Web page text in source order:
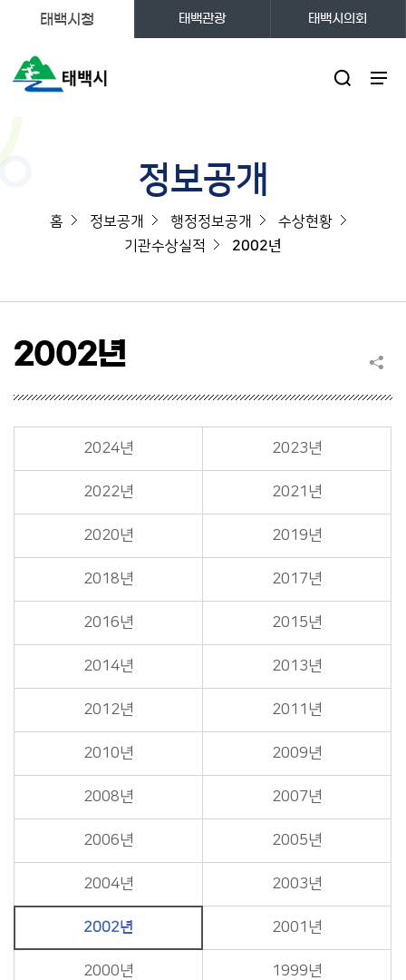
태백시청 태백관광 태백시의회
정보공개
홈 정보공개 행정정보공개
수상현황
기관수상실적
2002년
2002년
2024년 2023년
2022년 2021년
2020년 2019년
2018년 2017년
2016년 2015년
2014년 2013년
2012년 2011년
2010년 2009년
2008년 2007년
2006년 2005년
2004년 2003년
2002년 2001년
2000년 1999년